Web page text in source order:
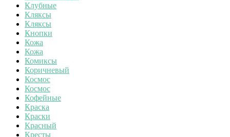
Клубные
Кляксы
Кляксы
Кнопки
Кожа
Кожа
Комиксы
Коричневый
Космос
Космос
Кофейные
Краска
Краски
Красный
Кресты